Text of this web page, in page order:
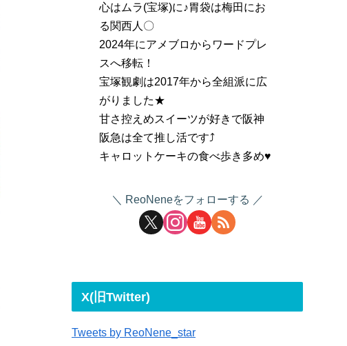
心はムラ(宝塚)に♪胃袋は梅田にお
る関西人〇
2024年にアメブロからワードプレ
スへ移転！
宝塚観劇は2017年から全組派に広
がりました★
甘さ控えめスイーツが好きで阪神
阪急は全て推し活です⤴
キャロットケーキの食べ歩き多め♥
ReoNeneをフォローする
X(旧Twitter)
Tweets by ReoNene_star